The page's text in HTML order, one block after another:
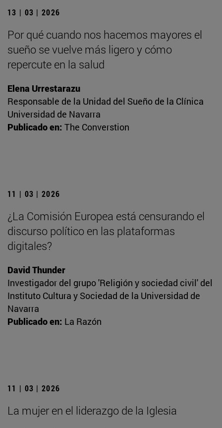
13 | 03 | 2026
Por qué cuando nos hacemos mayores el
sueño se vuelve más ligero y cómo
repercute en la salud
Elena Urrestarazu
Responsable de la Unidad del Sueño de la Clínica
Universidad de Navarra
Publicado en: The Converstion
11 | 03 | 2026
¿La Comisión Europea está censurando el
discurso político en las plataformas
digitales?
David Thunder
Investigador del grupo 'Religión y sociedad civil' del
Instituto Cultura y Sociedad de la Universidad de
Navarra
Publicado en: La Razón
11 | 03 | 2026
La mujer en el liderazgo de la Iglesia